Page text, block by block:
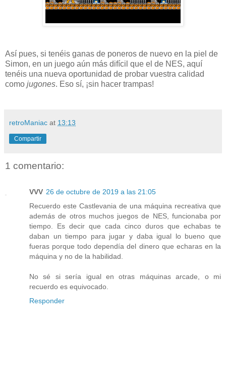
Así pues, si tenéis ganas de poneros de nuevo en la piel de
Simon, en un juego aún más difícil que el de NES, aquí
tenéis una nueva oportunidad de probar vuestra calidad
como jugones. Eso sí, ¡sin hacer trampas!
retroManiac at 13:13
Compartir
1 comentario:
VVV 26 de octubre de 2019 a las 21:05
Recuerdo este Castlevania de una máquina recreativa que
además de otros muchos juegos de NES, funcionaba por
tiempo. Es decir que cada cinco duros que echabas te
daban un tiempo para jugar y daba igual lo bueno que
fueras porque todo dependía del dinero que echaras en la
máquina y no de la habilidad.
No sé si sería igual en otras máquinas arcade, o mi
recuerdo es equivocado.
Responder